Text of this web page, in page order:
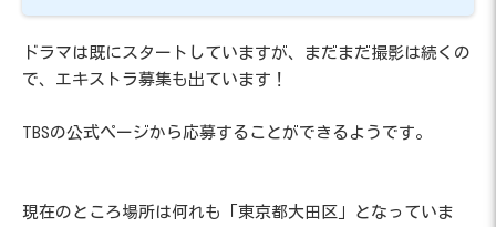
ドラマは既にスタートしていますが、まだまだ撮影は続くの
で、エキストラ募集も出ています！
TBSの公式ページから応募することができるようです。
現在のところ場所は何れも「東京都大田区」となっていま